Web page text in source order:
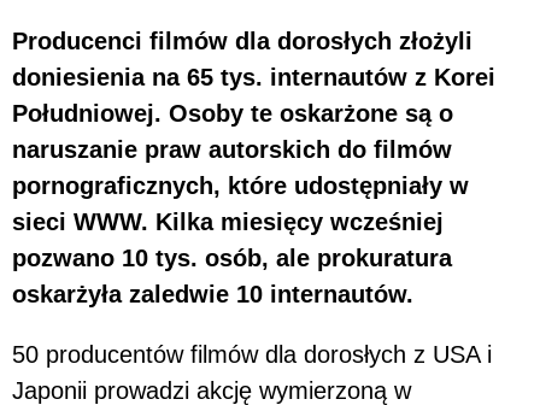
Producenci filmów dla dorosłych złożyli
doniesienia na 65 tys. internautów z Korei
Południowej. Osoby te oskarżone są o
naruszanie praw autorskich do filmów
pornograficznych, które udostępniały w
sieci WWW. Kilka miesięcy wcześniej
pozwano 10 tys. osób, ale prokuratura
oskarżyła zaledwie 10 internautów.
50 producentów filmów dla dorosłych z USA i
Japonii prowadzi akcję wymierzoną w